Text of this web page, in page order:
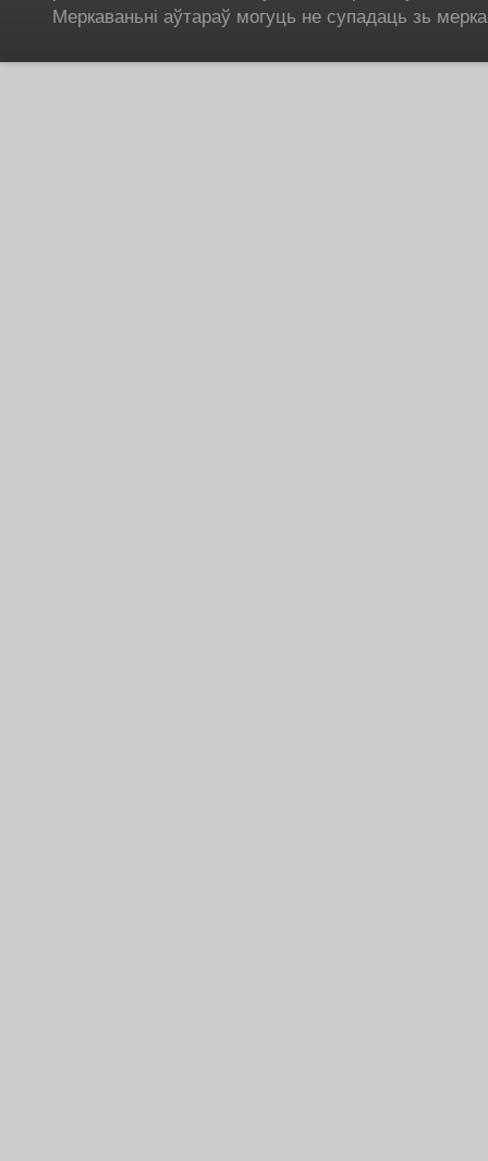
Меркаваньні аўтараў могуць не супадаць зь